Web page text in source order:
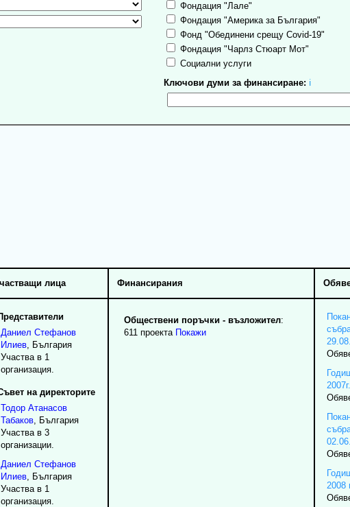
Фондация "Лале"
Фондация "Америка за България"
Фонд "Обединени срещу Covid-19"
Фондация "Чарлз Стюарт Мот"
Социални услуги
Ключови думи за финансиране: ℹ
лица Финансирания
Даниел Стефанов
Илиев, България
Участва в 1
организация.
на директорите
Тодор Атанасов
Табаков, България
Участва в 3
организации.
Даниел Стефанов
Илиев, България
Участва в 1
организация.
Обществени поръчки - възложител:
611 проекта Покажи
2007г.
2008